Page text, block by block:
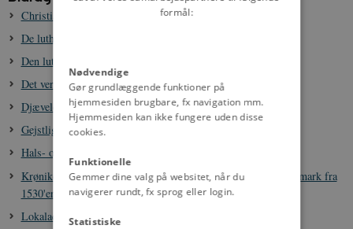
Christian 4. og brugen af historien
De lutherske teologers syn på trolddom i 1500- og 1600-tallet
Den lutherske kulturarv i Danmark, ca. 1536-1708
Det verdslige juridiske system før 1660
Djævelen og trolddom i Danmark i 1500- og 1600-tallet
Gejstligt sagefald, ca. 1100-1800
Hals- og håndsret 1400-1660
Krøniken om Gråbrødrenes fordrivelse fra deres klostre i Danmark fra
1530'erne: uddrag om klostrene i Viborg og Næstved
Lokaladministration og lensvæsen før 1660
formål:
Nødvendige
Gør grundlæggende funktioner på
hjemmesiden brugbare, fx navigation mm.
Hjemmesiden kan ikke fungere uden disse
cookies.
Funktionelle
Gemmer dine valg på websitet, når du
navigerer rundt, fx sprog eller login.
Statistiske